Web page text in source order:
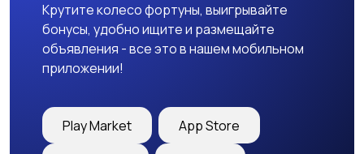
Крутите колесо фортуны, выигрывайте
бонусы, удобно ищите и размещайте
объявления - все это в нашем мобильном
приложении!
Play Market App Store